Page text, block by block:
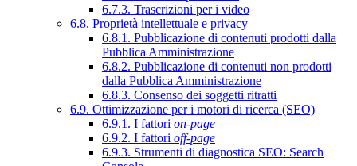
6.7.3. Trascrizioni per i video
6.8. Proprietà intellettuale e privacy
6.8.1. Pubblicazione di contenuti prodotti dalla
Pubblica Amministrazione
6.8.2. Pubblicazione di contenuti non prodotti
dalla Pubblica Amministrazione
6.8.3. Consenso dei soggetti ritratti
6.9. Ottimizzazione per i motori di ricerca (SEO)
6.9.1. I fattori on-page
6.9.2. I fattori off-page
6.9.3. Strumenti di diagnostica SEO: Search